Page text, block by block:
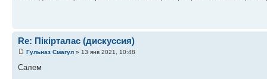
Re: Пікірталас (дискуссия)
Гульназ Смагул » 13 янв 2021, 10:48
Салем